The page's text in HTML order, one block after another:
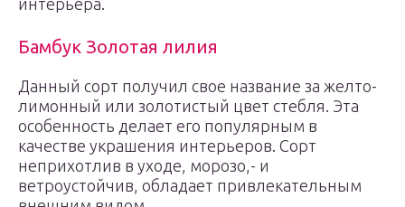
интерьера.
Бамбук Золотая лилия
Данный сорт получил свое название за желто-
лимонный или золотистый цвет стебля. Эта
особенность делает его популярным в
качестве украшения интерьеров. Сорт
неприхотлив в уходе, морозо,- и
ветроустойчив, обладает привлекательным